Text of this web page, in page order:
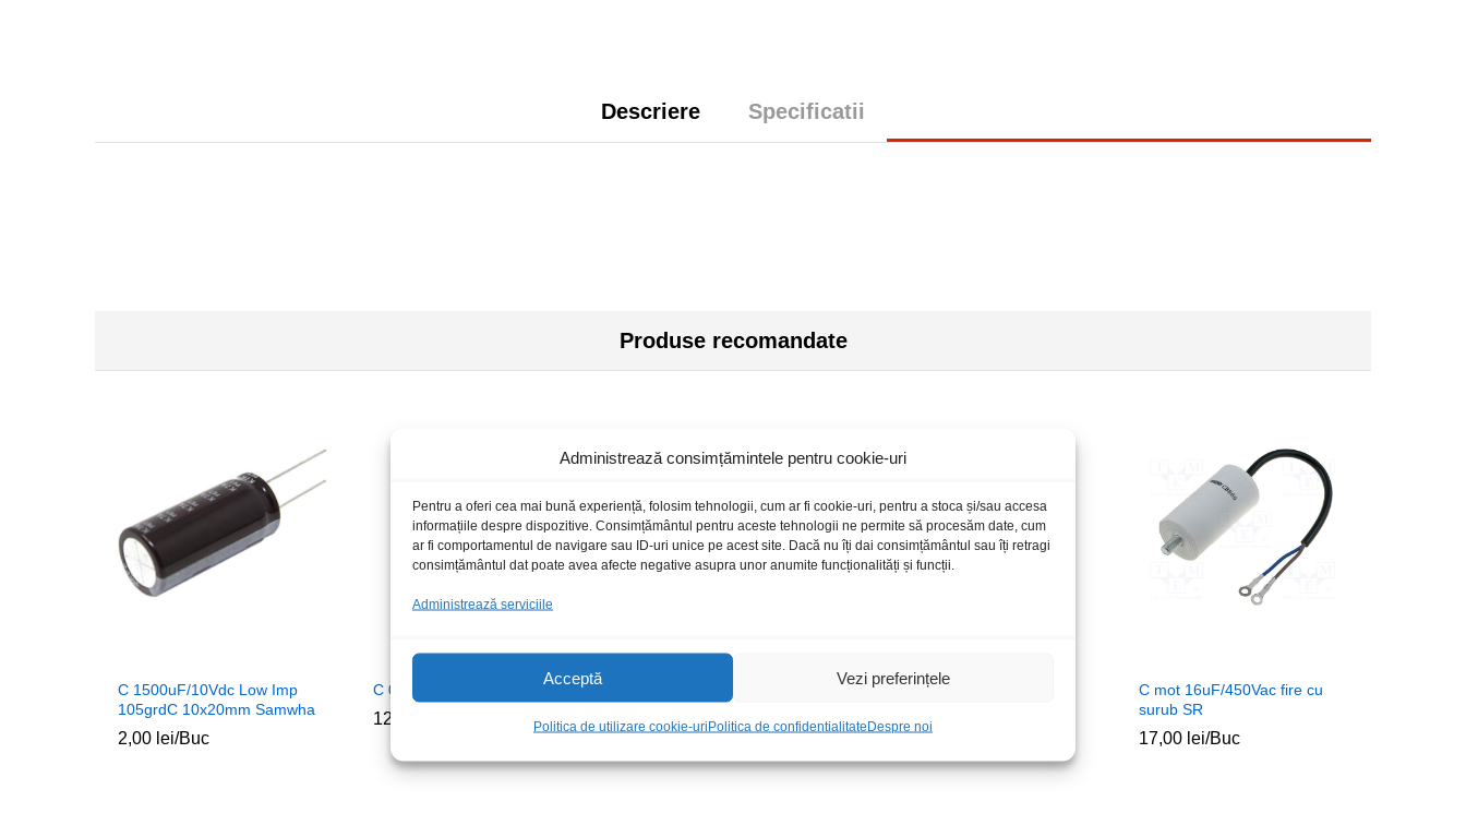
Administrează consimțămintele pentru cookie-uri
Pentru a oferi cea mai bună experiență, folosim tehnologii, cum ar fi cookie-uri, pentru a stoca și/sau accesa
informațiile despre dispozitive. Consimțământul pentru aceste tehnologii ne permite să procesăm date, cum
ar fi comportamentul de navigare sau ID-uri unice pe acest site. Dacă nu îți dai consimțământul sau îți retragi
consimțământul dat poate avea afecte negative asupra unor anumite funcționalități și funcții.
Administrează serviciile
Acceptă Vezi preferințele
Politica de utilizare cookie-uriPolitica de confidentialitateDespre noi
Descriere Specificatii
Produse recomandate
C 1500uF/10Vdc Low Imp
105grdC 10x20mm Samwha
2,00 lei/Buc
C 0.1F/5.5Vdc orizontal
12,00
Stoc epuizat
lei /Buc
C mot 20uF/450V 4papuci
11,00lei
C mot 16uF/450Vac fire cu
surub SR
17,00 lei/Buc